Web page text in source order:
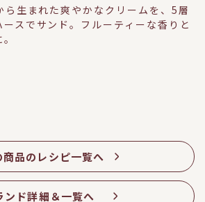
ら生まれた爽やかなクリームを、5層
スでサンド。フルーティーな香りと
商品のレシピ一覧へ
ンド詳細＆一覧へ